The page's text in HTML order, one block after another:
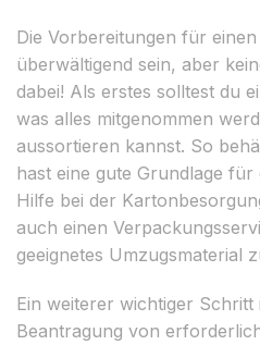
Die Vorbereitungen für
überwältigend sein, aber
dabei! Als erstes solltest du
was alles mitgenommen
aussortieren kannst. So
hast eine gute Grundlage für
Hilfe bei der
auch einen
geeignetes Umzugsmaterial
Ein weiterer wichtiger Schritt
Beantragung von